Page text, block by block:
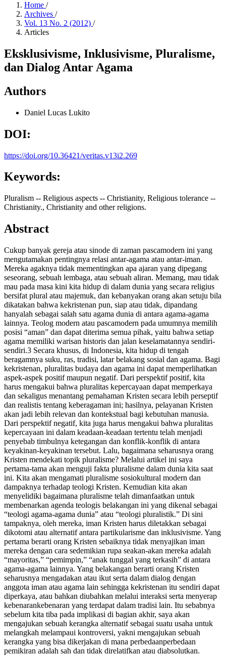
Home /
Archives /
Vol. 13 No. 2 (2012) /
Articles
Eksklusivisme, Inklusivisme, Pluralisme,
dan Dialog Antar Agama
Authors
Daniel Lucas Lukito
DOI:
https://doi.org/10.36421/veritas.v13i2.269
Keywords:
Pluralism -- Religious aspects -- Christianity, Religious tolerance --
Christianity., Christianity and other religions.
Abstract
Cukup banyak gereja atau sinode di zaman pascamodern ini yang
mengutamakan pentingnya relasi antar-agama atau antar-iman.
Mereka agaknya tidak mementingkan apa ajaran yang dipegang
seseorang, sebuah lembaga, atau sebuah aliran. Memang, mau tidak
mau pada masa kini kita hidup di dalam dunia yang secara religius
bersifat plural atau majemuk, dan kebanyakan orang akan setuju bila
dikatakan bahwa kekristenan pun, siap atau tidak, dipandang
hanyalah sebagai salah satu agama dunia di antara agama-agama
lainnya. Teolog modern atau pascamodern pada umumnya memilih
posisi “aman” dan dapat diterima semua pihak, yaitu bahwa setiap
agama memiliki warisan historis dan jalan keselamatannya sendiri-
sendiri.3 Secara khusus, di Indonesia, kita hidup di tengah
beragamnya suku, ras, tradisi, latar belakang sosial dan agama. Bagi
kekristenan, pluralitas budaya dan agama ini dapat memperlihatkan
aspek-aspek positif maupun negatif. Dari perspektif positif, kita
harus mengakui bahwa pluralitas kepercayaan dapat memperkaya
dan sekaligus menantang pemahaman Kristen secara lebih perseptif
dan realistis tentang keberagaman ini; hasilnya, pelayanan Kristen
akan jadi lebih relevan dan kontekstual bagi kebutuhan manusia.
Dari perspektif negatif, kita juga harus mengakui bahwa pluralitas
kepercayaan ini dalam keadaan-keadaan tertentu telah menjadi
penyebab timbulnya ketegangan dan konflik-konflik di antara
keyakinan-keyakinan tersebut. Lalu, bagaimana seharusnya orang
Kristen mendekati topik pluralisme? Melalui artikel ini saya
pertama-tama akan menguji fakta pluralisme dalam dunia kita saat
ini. Kita akan mengamati pluralisme sosiokultural modern dan
dampaknya terhadap teologi Kristen. Kemudian kita akan
menyelidiki bagaimana pluralisme telah dimanfaatkan untuk
membenarkan agenda teologis belakangan ini yang dikenal sebagai
“teologi agama-agama dunia” atau “teologi pluralistik.” Di sini
tampaknya, oleh mereka, iman Kristen harus diletakkan sebagai
dikotomi atau alternatif antara partikularisme dan inklusivisme. Yang
pertama berarti orang Kristen sebaiknya tidak menyajikan iman
mereka dengan cara sedemikian rupa seakan-akan mereka adalah
“mayoritas,” “pemimpin,” “anak tunggal yang terkasih” di antara
agama-agama lainnya. Yang belakangan berarti orang Kristen
seharusnya mengadakan atau ikut serta dalam dialog dengan
anggota iman atau agama lain sehingga kekristenan itu sendiri dapat
diperkaya, atau bahkan diubahkan melalui interaksi serta menyerap
kebenarankebenaran yang terdapat dalam tradisi lain. Itu sebabnya
sebelum kita tiba pada implikasi di bagian akhir, saya akan
mengajukan sebuah kerangka alternatif sebagai suatu usaha untuk
melangkah melampaui kontroversi, yakni mengajukan sebuah
kerangka yang bisa dikerjakan di mana perbedaanperbedaan
pemikiran adalah sah dan tidak direlatifkan atau diabsolutkan.